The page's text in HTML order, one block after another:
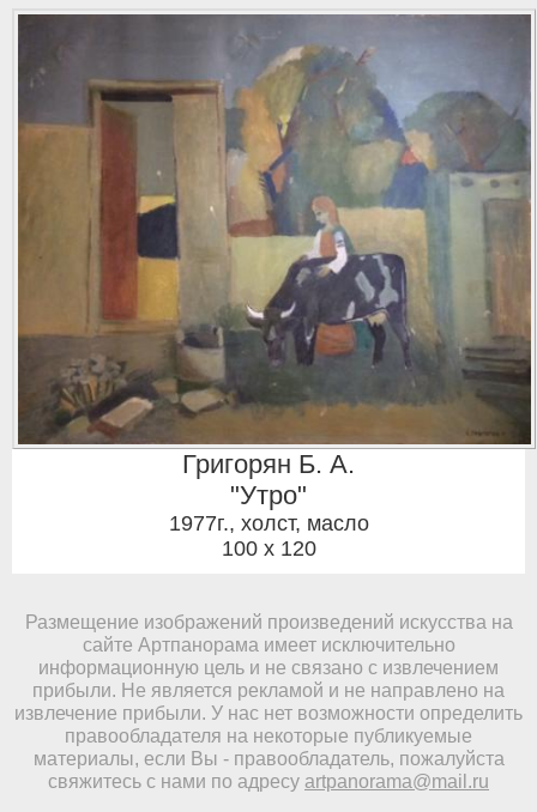
Григорян Б. А.
"Утро"
1977г., холст, масло
100 x 120
Размещение изображений произведений искусства на
сайте Артпанорама имеет исключительно
информационную цель и не связано с извлечением
прибыли. Не является рекламой и не направлено на
извлечение прибыли. У нас нет возможности определить
правообладателя на некоторые публикуемые
материалы, если Вы - правообладатель, пожалуйста
свяжитесь с нами по адресу artpanorama@mail.ru